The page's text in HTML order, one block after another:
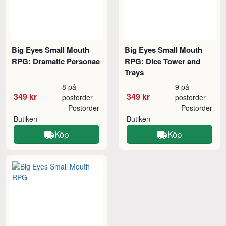
Big Eyes Small Mouth
RPG: Dramatic Personae
349 kr
8 på
postorder
Butiken
Postorder
Köp
Big Eyes Small Mouth
RPG: Dice Tower and
Trays
349 kr
9 på
postorder
Butiken
Postorder
Köp